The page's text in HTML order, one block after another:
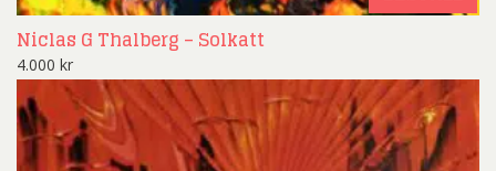
Niclas G Thalberg – Solkatt
4.000 kr